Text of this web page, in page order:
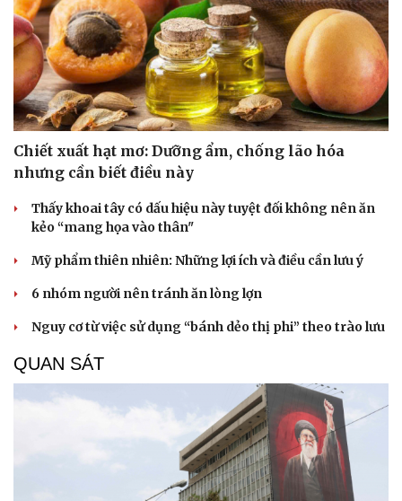
Săn Tour
Podcast
Đọc truyện đêm khuya
Kể chuyện cho bé
Chiết xuất hạt mơ: Dưỡng ẩm, chống lão hóa
nhưng cần biết điều này
Thấy khoai tây có dấu hiệu này tuyệt đối không nên ăn
kẻo “mang họa vào thân"
Mỹ phẩm thiên nhiên: Những lợi ích và điều cần lưu ý
6 nhóm người nên tránh ăn lòng lợn
Nguy cơ từ việc sử dụng “bánh dẻo thị phi” theo trào lưu
QUAN SÁT